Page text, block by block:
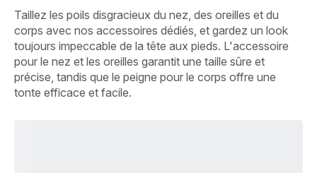
Taillez les poils disgracieux du nez, des oreilles et du
corps avec nos accessoires dédiés, et gardez un look
toujours impeccable de la tête aux pieds. L'accessoire
pour le nez et les oreilles garantit une taille sûre et
précise, tandis que le peigne pour le corps offre une
tonte efficace et facile.